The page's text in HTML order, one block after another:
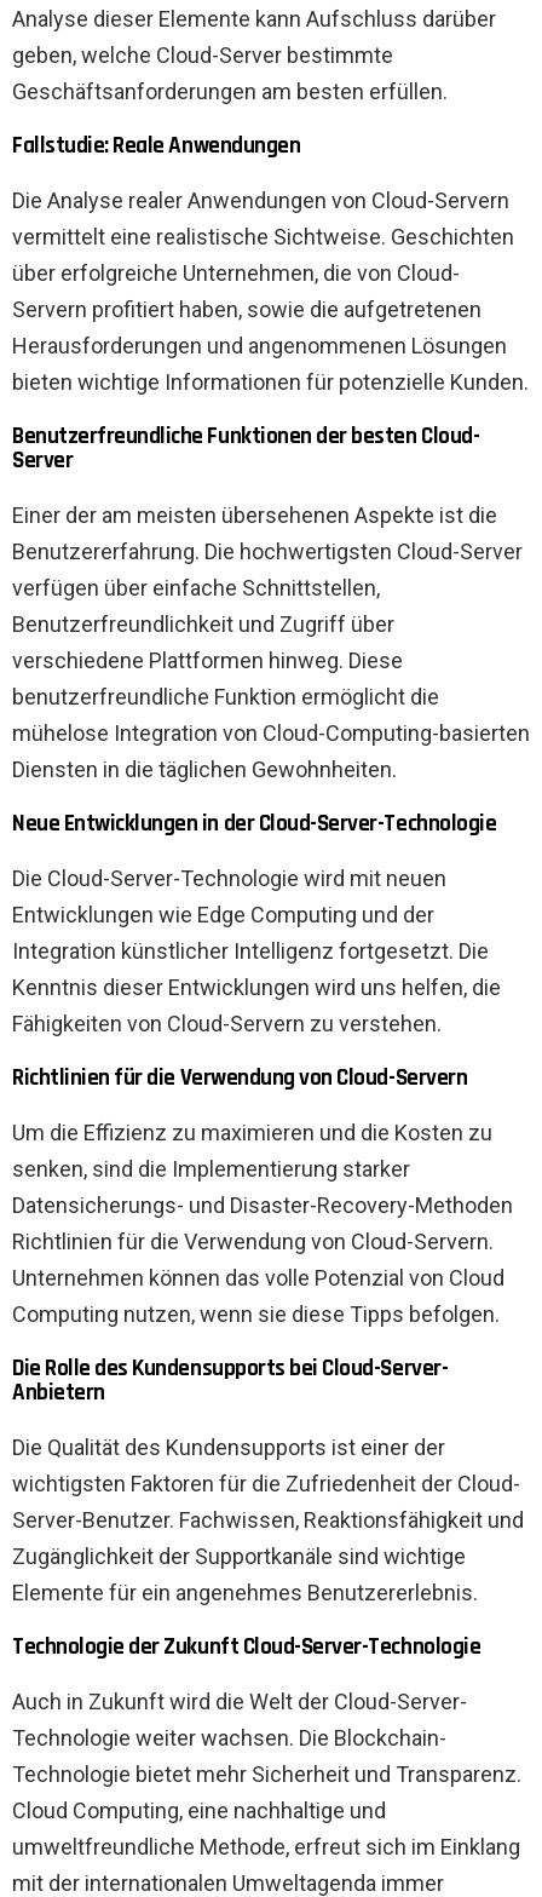
Analyse dieser Elemente kann Aufschluss darüber
geben, welche Cloud-Server bestimmte
Geschäftsanforderungen am besten erfüllen.
Fallstudie: Reale Anwendungen
Die Analyse realer Anwendungen von Cloud-Servern
vermittelt eine realistische Sichtweise. Geschichten
über erfolgreiche Unternehmen, die von Cloud-
Servern profitiert haben, sowie die aufgetretenen
Herausforderungen und angenommenen Lösungen
bieten wichtige Informationen für potenzielle Kunden.
Benutzerfreundliche Funktionen der besten Cloud-
Server
Einer der am meisten übersehenen Aspekte ist die
Benutzererfahrung. Die hochwertigsten Cloud-Server
verfügen über einfache Schnittstellen,
Benutzerfreundlichkeit und Zugriff über
verschiedene Plattformen hinweg. Diese
benutzerfreundliche Funktion ermöglicht die
mühelose Integration von Cloud-Computing-basierten
Diensten in die täglichen Gewohnheiten.
Neue Entwicklungen in der Cloud-Server-Technologie
Die Cloud-Server-Technologie wird mit neuen
Entwicklungen wie Edge Computing und der
Integration künstlicher Intelligenz fortgesetzt. Die
Kenntnis dieser Entwicklungen wird uns helfen, die
Fähigkeiten von Cloud-Servern zu verstehen.
Richtlinien für die Verwendung von Cloud-Servern
Um die Effizienz zu maximieren und die Kosten zu
senken, sind die Implementierung starker
Datensicherungs- und Disaster-Recovery-Methoden
Richtlinien für die Verwendung von Cloud-Servern.
Unternehmen können das volle Potenzial von Cloud
Computing nutzen, wenn sie diese Tipps befolgen.
Die Rolle des Kundensupports bei Cloud-Server-
Anbietern
Die Qualität des Kundensupports ist einer der
wichtigsten Faktoren für die Zufriedenheit der Cloud-
Server-Benutzer. Fachwissen, Reaktionsfähigkeit und
Zugänglichkeit der Supportkanäle sind wichtige
Elemente für ein angenehmes Benutzererlebnis.
Technologie der Zukunft Cloud-Server-Technologie
Auch in Zukunft wird die Welt der Cloud-Server-
Technologie weiter wachsen. Die Blockchain-
Technologie bietet mehr Sicherheit und Transparenz.
Cloud Computing, eine nachhaltige und
umweltfreundliche Methode, erfreut sich im Einklang
mit der internationalen Umweltagenda immer